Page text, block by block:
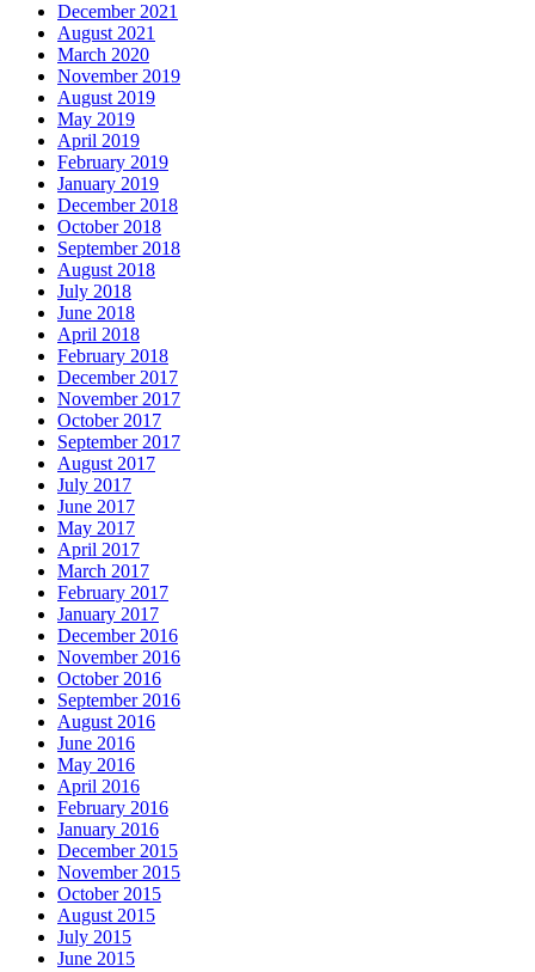
December 2021
August 2021
March 2020
November 2019
August 2019
May 2019
April 2019
February 2019
January 2019
December 2018
October 2018
September 2018
August 2018
July 2018
June 2018
April 2018
February 2018
December 2017
November 2017
October 2017
September 2017
August 2017
July 2017
June 2017
May 2017
April 2017
March 2017
February 2017
January 2017
December 2016
November 2016
October 2016
September 2016
August 2016
June 2016
May 2016
April 2016
February 2016
January 2016
December 2015
November 2015
October 2015
August 2015
July 2015
June 2015